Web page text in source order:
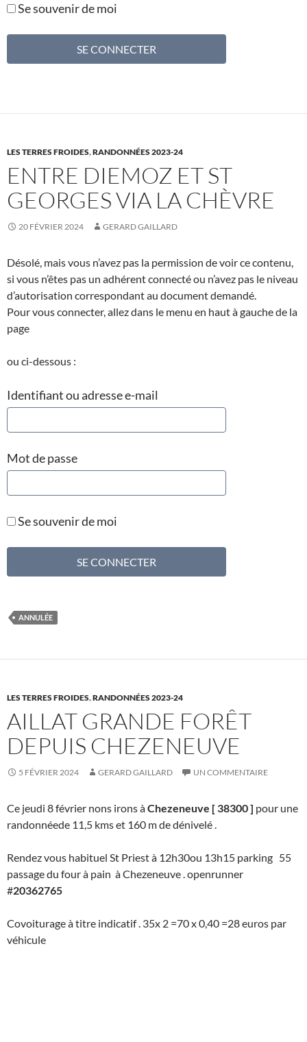
Se souvenir de moi
LES TERRES FROIDES,RANDONNÉES 2023-24
ENTRE DIEMOZ ET ST
GEORGES VIA LA CHÈVRE
20 FÉVRIER 2024 GERARD GAILLARD
Désolé, mais vous n’avez pas la permission de voir ce contenu,
si vous n’êtes pas un adhérent connecté ou n’avez pas le niveau
d’autorisation correspondant au document demandé.
Pour vous connecter, allez dans le menu en haut à gauche de la
page
ou ci-dessous :
Identifiant ou adresse e-mail
Mot de passe
Se souvenir de moi
ANNULÉE
LES TERRES FROIDES,RANDONNÉES 2023-24
AILLAT GRANDE FORÊT
DEPUIS CHEZENEUVE
5 FÉVRIER 2024 GERARD GAILLARD UN COMMENTAIRE
Ce jeudi 8 février nons irons àChezeneuve [ 38300 ] pour une
randonnéede 11,5 kms et 160 m de dénivelé .
Rendez vous habituel St Priest à 12h30ou 13h15 parking 55
passage du four à pain à Chezeneuve . openrunner
#20362765
Covoiturage à titre indicatif . 35x 2 =70 x 0,40 =28 euros par
véhicule